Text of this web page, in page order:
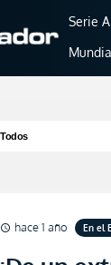
Serie A
schedule hace 1 año En el